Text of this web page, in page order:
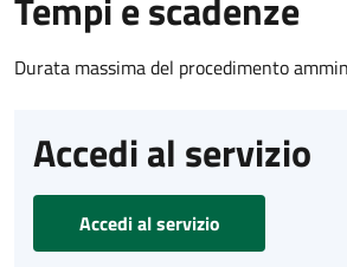
Durata massima del procedimento
Accedi al servizio
Accedi al servizio